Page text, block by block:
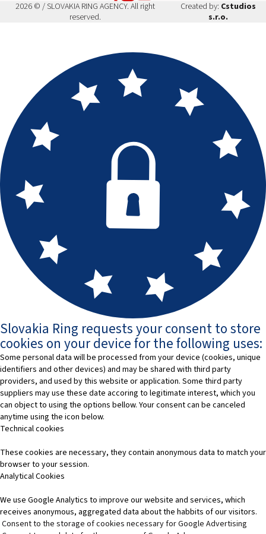
2026 © / SLOVAKIA RING AGENCY. All right
reserved.
Created by: Cstudios
s.r.o.
Slovakia Ring requests your consent to store
cookies on your device for the following uses:
Some personal data will be processed from your device (cookies, unique
identifiers and other devices) and may be shared with third party
providers, and used by this website or application. Some third party
suppliers may use these date accoring to legitimate interest, which you
can object to using the options bellow. Your consent can be canceled
anytime using the icon below.
Technical cookies
These cookies are necessary, they contain anonymous data to match your
browser to your session.
Analytical Cookies
We use Google Analytics to improve our website and services, which
receives anonymous, aggregated data about the habbits of our visitors.
Consent to the storage of cookies necessary for Google Advertising